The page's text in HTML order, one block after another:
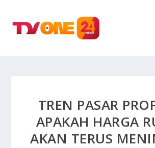
TREN PASAR
APAKAH HARGA
AKAN TERUS